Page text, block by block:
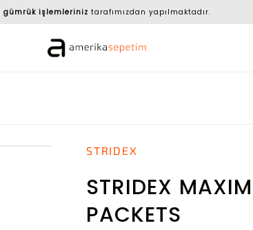
gümrük işlemleriniz tarafımızdan yapılmaktadır.
STRIDEX
STRIDEX
PACKETS